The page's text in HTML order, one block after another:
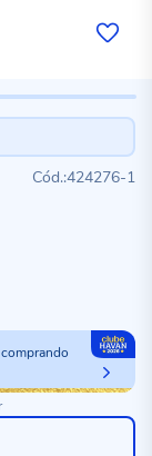
424276-1
comprando